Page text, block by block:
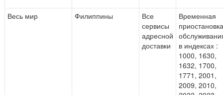
Весь мир Филиппины
Все
сервисы
адресной
доставки
Временная
в индексах :
1000, 1630,
1632, 1700,
1771, 2001,
2009, 2010,